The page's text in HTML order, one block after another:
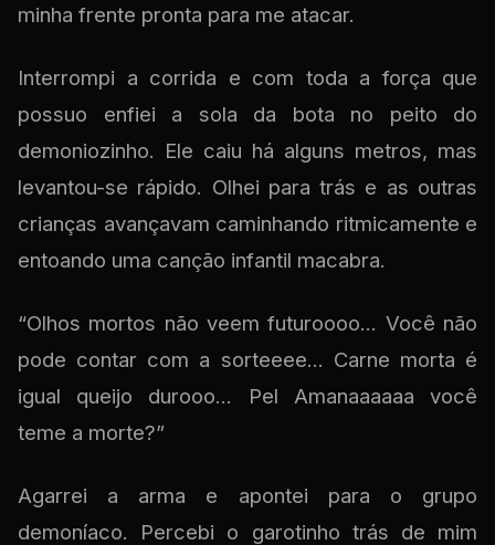
minha frente pronta para me atacar.
Interrompi a corrida e com toda a força que
possuo enfiei a sola da bota no peito do
demoniozinho. Ele caiu há alguns metros, mas
levantou-se rápido. Olhei para trás e as outras
crianças avançavam caminhando ritmicamente e
entoando uma canção infantil macabra.
“Olhos mortos não veem futuroooo... Você não
pode contar com a sorteeee... Carne morta é
igual queijo durooo... Pel Amanaaaaaa você
teme a morte?”
Agarrei a arma e apontei para o grupo
demoníaco. Percebi o garotinho trás de mim